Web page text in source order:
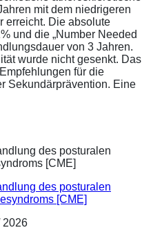
mit dem niedrigeren
erreicht. Die absolute
und die „Number Needed
von 3 Jahren.
wurde nicht gesenkt. Das
für die
Sekundärprävention. Eine
des posturalen
[CME]
2026